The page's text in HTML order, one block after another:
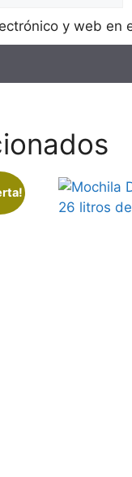
y web en